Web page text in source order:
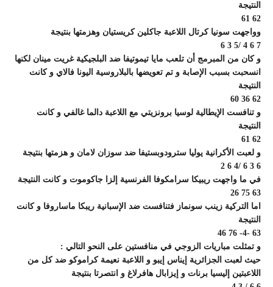
النتيجة
62 61
وواجهت سونيا كرتال اللاعبة جاكلين كريستيان وهزمتها بنتيجة
7 6 4 /5 3 6
و كان من المبرمج أن تلعب مايا تيموتيفا ضد البلجيكية غريت مينان لكنها
انسحبت بسبب الإصابة و تم تعويضها بالبلاروسية اليونا فالاي و كانت
النتيجة
62 36 60
و تنافست الإيطالية لوسيا برونزيتي مع اللاعبة دالما غالفي و كانت
النتيجة
62 61
و لعبت الأكرانية يوليا سترودوبستيفا ضد سوزان لامان و هزمتها بنتيجة
6 3 6 /4 6 2
في ما واجهت ريبيكا سرامكوفا الفرنسية إلزا جاكوموت و كانت النتيجة
63 75 26
اما التركية زينب سونماز فتنافست ضد الإسبانية ريبكا ماساروفا و كانت
النتيجة
63 -4- 76 46
و تمثلت مباريات الزوجي في منافستين على النحو التالي :
حيث لعبت الجزائرية إيناس إيبو و اللاعبة نعيمة كراموكو ضد كل من
اللاعبتين إليسيا برنات و إيزابال هافرلاغ و انتصرتا بنتيجة